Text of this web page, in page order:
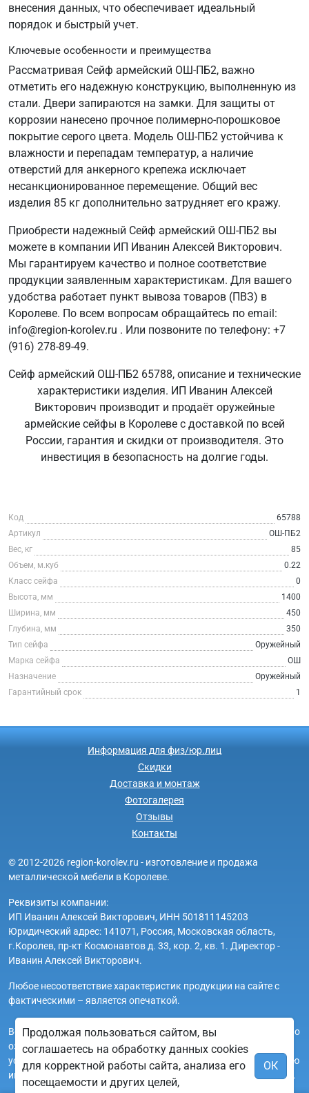
внесения данных, что обеспечивает идеальный
порядок и быстрый учет.
Ключевые особенности и преимущества
Рассматривая Сейф армейский ОШ-ПБ2, важно
отметить его надежную конструкцию, выполненную из
стали. Двери запираются на замки. Для защиты от
коррозии нанесено прочное полимерно-порошковое
покрытие серого цвета. Модель ОШ-ПБ2 устойчива к
влажности и перепадам температур, а наличие
отверстий для анкерного крепежа исключает
несанкционированное перемещение. Общий вес
изделия 85 кг дополнительно затрудняет его кражу.
Приобрести надежный Сейф армейский ОШ-ПБ2 вы
можете в компании ИП Иванин Алексей Викторович.
Мы гарантируем качество и полное соответствие
продукции заявленным характеристикам. Для вашего
удобства работает пункт вывоза товаров (ПВЗ) в
Королеве. По всем вопросам обращайтесь по email:
info@region-korolev.ru . Или позвоните по телефону: +7
(916) 278-89-49.
Сейф армейский ОШ-ПБ2 65788, описание и технические
характеристики изделия. ИП Иванин Алексей
Викторович производит и продаёт оружейные
армейские сейфы в Королеве с доставкой по всей
России, гарантия и скидки от производителя. Это
инвестиция в безопасность на долгие годы.
Код
65788
Артикул
ОШ-ПБ2
Вес, кг
85
Объем, м.куб
0.22
Класс сейфа
0
Высота, мм
1400
Ширина, мм
450
Глубина, мм
350
Тип сейфа
Оружейный
Марка сейфа
ОШ
Назначение
Оружейный
Гарантийный срок
1
Информация для физ/юр.лиц
Скидки
Доставка и монтаж
Фотогалерея
Отзывы
Контакты
© 2012-2026 region-korolev.ru - изготовление и продажа
металлической мебели в Королеве.
Реквизиты компании:
ИП Иванин Алексей Викторович, ИНН 501811145203
Юридический адрес: 141071, Россия, Московская область,
г.Королев, пр-кт Космонавтов д. 33, кор. 2, кв. 1. Директор -
Иванин Алексей Викторович.
Любое несоответствие характеристик продукции на сайте с
фактическими – является опечаткой.
Вся информация на сайте region-korolev.ru носит исключительно
ознакомительный и справочный характер и ни при каких
условиях не является публичной офертой. Всю дополнительную
информацию можно узнать по телефонам указанным на сайте.
Продолжая пользоваться сайтом, вы
соглашаетесь на обработку данных cookies
для корректной работы сайта, анализа его
посещаемости и других целей,
ОК